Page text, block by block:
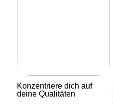
Konzentriere dich auf
deine Qualitäten